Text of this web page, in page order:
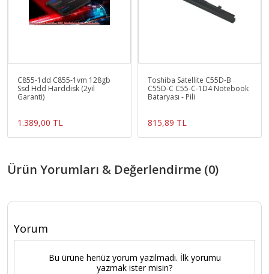
C855-1dd C855-1vm 128gb
Ssd Hdd Harddisk (2yıl
Garanti)
1.389,00 TL
Toshiba Satellite C55D-B
C55D-C C55-C-1D4 Notebook
Bataryası - Pili
815,89 TL
Ürün Yorumları & Değerlendirme (0)
Yorum
Bu ürüne henüz yorum yazılmadı. İlk yorumu
yazmak ister misin?